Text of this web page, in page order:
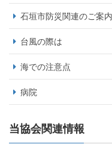
石垣市防災関連のご案内
台風の際は
海での注意点
病院
当協会関連情報